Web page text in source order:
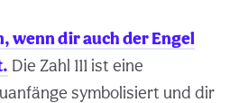
wenn dir auch der Engel
Die Zahl 111 ist eine
symbolisiert und dir